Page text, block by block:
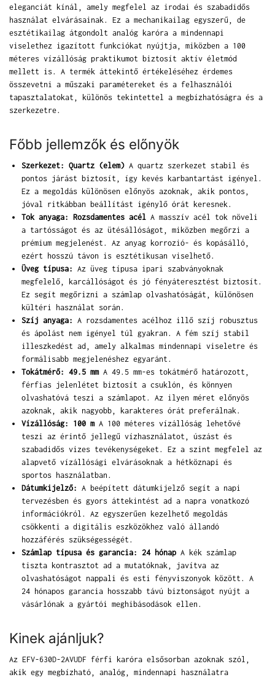
eleganciát kínál, amely megfelel az irodai és szabadidős
használat elvárásainak. Ez a mechanikailag egyszerű, de
esztétikailag átgondolt analóg karóra a mindennapi
viselethez igazított funkciókat nyújtja, miközben a 100
méteres vízállóság praktikumot biztosít aktív életmód
mellett is. A termék áttekintő értékeléséhez érdemes
összevetni a műszaki paramétereket és a felhasználói
tapasztalatokat, különös tekintettel a megbízhatóságra és a
szerkezetre.
Főbb jellemzők és előnyök
Szerkezet: Quartz (elem) A quartz szerkezet stabil és
pontos járást biztosít, így kevés karbantartást igényel.
Ez a megoldás különösen előnyös azoknak, akik pontos,
jóval ritkábban beállítást igénylő órát keresnek.
Tok anyaga: Rozsdamentes acél A masszív acél tok növeli
a tartósságot és az ütésállóságot, miközben megőrzi a
prémium megjelenést. Az anyag korrozió- és kopásálló,
ezért hosszú távon is esztétikusan viselhető.
Üveg típusa: Az üveg típusa ipari szabványoknak
megfelelő, karcállóságot és jó fényáteresztést biztosít.
Ez segít megőrizni a számlap olvashatóságát, különösen
kültéri használat során.
Szíj anyaga: A rozsdamentes acélhoz illő szíj robusztus
és ápolást nem igényel túl gyakran. A fém szíj stabil
illeszkedést ad, amely alkalmas mindennapi viseletre és
formálisabb megjelenéshez egyaránt.
Tokátmérő: 49.5 mmA 49.5 mm-es tokátmérő határozott,
férfias jelenlétet biztosít a csuklón, és könnyen
olvashatóvá teszi a számlapot. Az ilyen méret előnyös
azoknak, akik nagyobb, karakteres órát preferálnak.
Vízállóság: 100 mA 100 méteres vízállóság lehetővé
teszi az érintő jellegű vízhasználatot, úszást és
szabadidős vizes tevékenységeket. Ez a szint megfelel az
alapvető vízállósági elvárásoknak a hétköznapi és
sportos használatban.
Dátumkijelző: A beépített dátumkijelző segít a napi
tervezésben és gyors áttekintést ad a napra vonatkozó
információkról. Az egyszerűen kezelhető megoldás
csökkenti a digitális eszközökhez való állandó
hozzáférés szükségességét.
Számlap típusa és garancia: 24 hónap A kék számlap
tiszta kontrasztot ad a mutatóknak, javítva az
olvashatóságot nappali és esti fényviszonyok között. A
24 hónapos garancia hosszabb távú biztonságot nyújt a
vásárlónak a gyártói meghibásodások ellen.
Kinek ajánljuk?
Az EFV-630D-2AVUDF férfi karóra elsősorban azoknak szól,
akik egy megbízható, analóg, mindennapi használatra